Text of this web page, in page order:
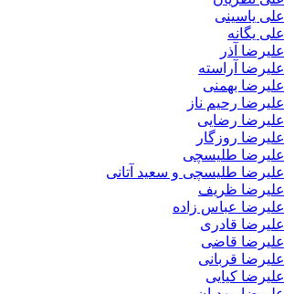
علی یاسینی
علی یگانه
علیرضا آذر
علیرضا آراسته
علیرضا بهمنی
علیرضا رحیم ناز
علیرضا رضایی
علیرضا روزگار
علیرضا طلیسچی
علیرضا طلیسچی و سعید آتانی
علیرضا ظریف
علیرضا عباس زاده
علیرضا قادری
علیرضا قاضی
علیرضا قربانی
علیرضا کیایی